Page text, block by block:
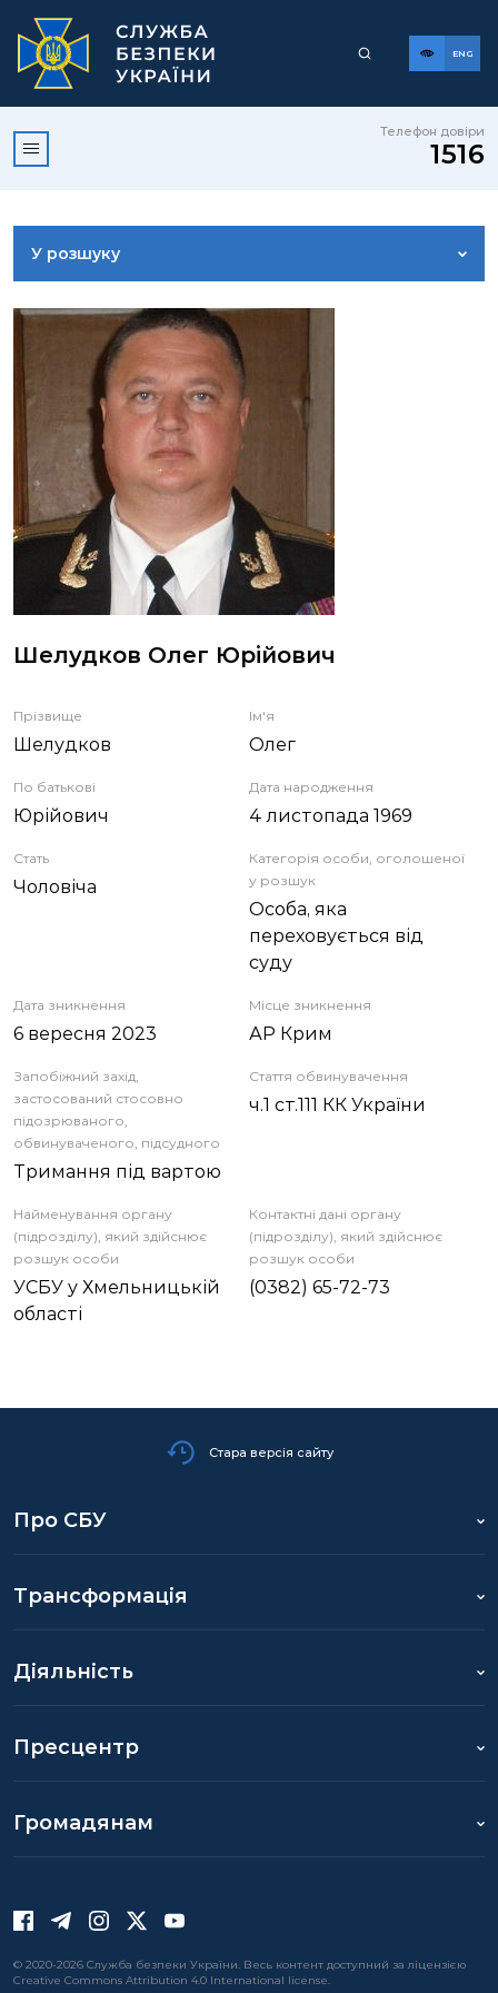
ENG
Телефон довіри
1516
У розшуку
ДОСТУП ДО ПУБЛІЧНОЇ ІНФОРМАЦІЇ
ЗВЕРНЕННЯ ГРОМАДЯН
КОРИСНА ІНФОРМАЦІЯ
ЗВІТИ
НОРМАТИВНО-ПРАВОВА БАЗА
ДЕМОКРАТИЧНИЙ КОНТРОЛЬ
ЛІЦЕНЗУВАННЯ
Шелудков Олег Юрійович
Прізвище
Шелудков
Ім'я
Олег
По батькові
Юрійович
Дата народження
4 листопада 1969
Стать
Чоловіча
Категорія особи, оголошеної
у розшук
Особа, яка
переховується від
суду
Дата зникнення
6 вересня 2023
Місце зникнення
АР Крим
Запобіжний захід,
застосований стосовно
підозрюваного,
обвинуваченого, підсудного
Тримання під вартою
Стаття обвинувачення
ч.1 ст.111 КК України
Найменування органу
(підрозділу), який здійснює
розшук особи
УСБУ у Хмельницькій
області
Контактні дані органу
(підрозділу), який здійснює
розшук особи
(0382) 65-72-73
Стара версія сайту
Про СБУ
Трансформація
Діяльність
Пресцентр
Громадянам
© 2020-2026 Служба безпеки України. Весь контент доступний за ліцензією
Creative Commons Attribution 4.0 International license.